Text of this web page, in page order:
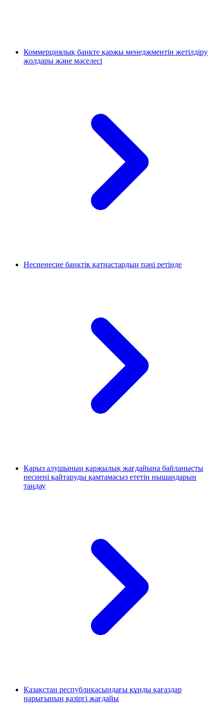
Коммерциялық банкте қаржы менеджментін жетілдіру
жолдары және мәселесі
Несиенесие банктік қатнастардың пәні ретінде
Қарыз алушының қаржылық жағдайына байланысты
несиені қайтаруды қамтамасыз ететін нышандарын
таңдау
Қазақстан республикасындағы құнды қағаздар
нарығының қазiргi жағдайы